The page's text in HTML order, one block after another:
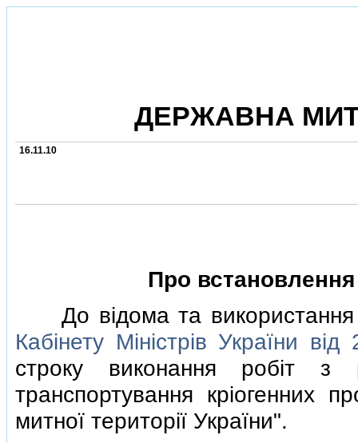
ДЕРЖАВНА
16.11.10
Про
До вiдома та використання
Кабiнету Мiнiстрiв України
строку виконання робiт з
транспортування крiогенних
митної територiї України".